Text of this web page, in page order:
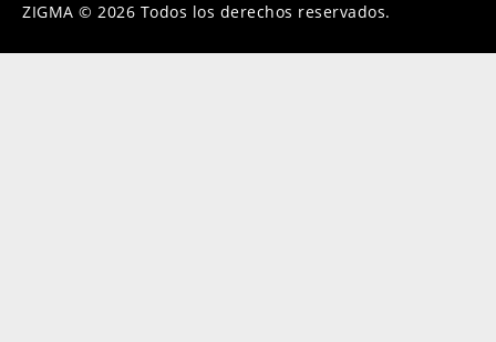
ZIGMA © 2026 Todos los derechos reservados.